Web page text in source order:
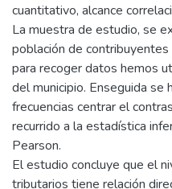
cuantitativo, alcance
La muestra de estudio, se
población de
para recoger datos hemos
del municipio. Enseguida se
frecuencias centrar el
recurrido a la estadística
Pearson.
El estudio concluye que el
tributarios tiene relación